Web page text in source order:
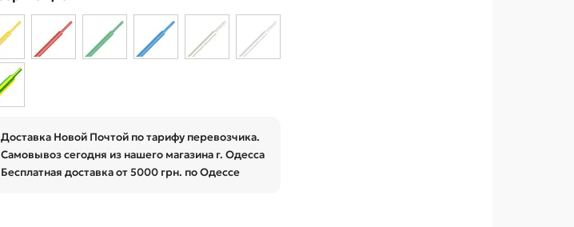
Новой Почтой по тарифу перевозчика.
сегодня из нашего магазина г. Одесса
доставка от 5000 грн. по Одессе